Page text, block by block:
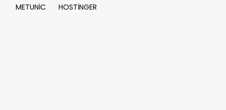
METUNİC
HOSTİNGER